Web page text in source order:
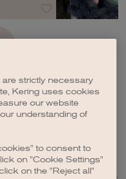
are strictly necessary
Kering uses cookies
our website
understanding of
to consent to
on "Cookie Settings"
on the "Reject all"